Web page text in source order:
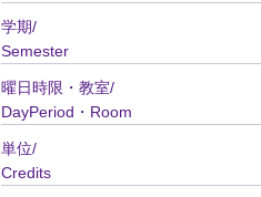
学期/
Semester
曜日時限・教室/
DayPeriod・Room
単位/
Credits